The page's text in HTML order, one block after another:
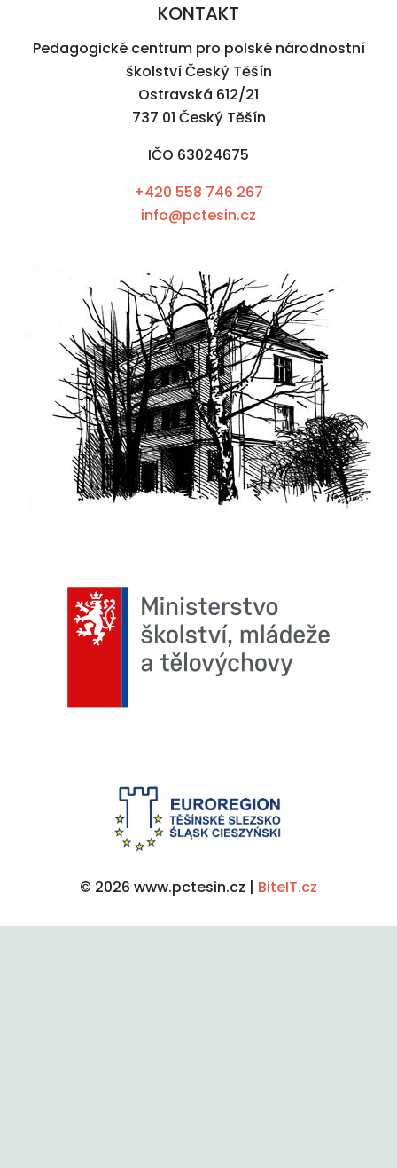
KONTAKT
Pedagogické centrum pro polské národnostní
školství Český Těšín
Ostravská 612/21
737 01 Český Těšín
IČO 63024675
+420 558 746 267
info@pctesin.cz
© 2026 www.pctesin.cz | BiteIT.cz